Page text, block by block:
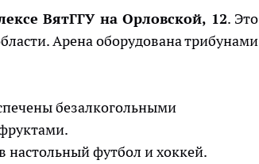
ВятГГУ на Орловской, 12. Это
Арена оборудована трибунами
безалкогольными
настольный футбол и хоккей.